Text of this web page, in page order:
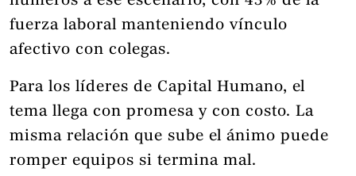
fuerza laboral manteniendo vínculo
afectivo con colegas.
Para los líderes de Capital Humano, el
tema llega con promesa y con costo. La
misma relación que sube el ánimo puede
romper equipos si termina mal.